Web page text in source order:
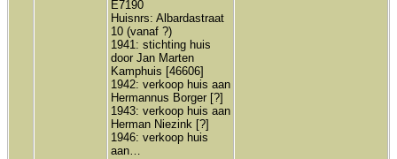
E7190
Huisnrs: Albardastraat
10 (vanaf ?)
1941: stichting huis
door Jan Marten
Kamphuis [46606]
1942: verkoop huis aan
Hermannus Borger [?]
1943: verkoop huis aan
Herman Niezink [?]
1946: verkoop huis
aan…